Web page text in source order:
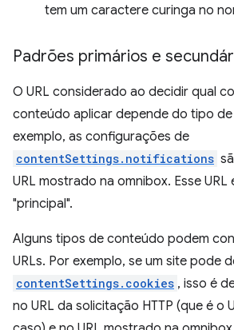
tem um caractere curinga no
Padrões primários e
O URL considerado ao decidir qual
conteúdo aplicar depende do tipo
exemplo, as configurações de
contentSettings.notifications
URL mostrado na omnibox. Esse
"principal".
Alguns tipos de conteúdo podem
URLs. Por exemplo, se um site pode
contentSettings.cookies , isso é
no URL da solicitação HTTP (que é o